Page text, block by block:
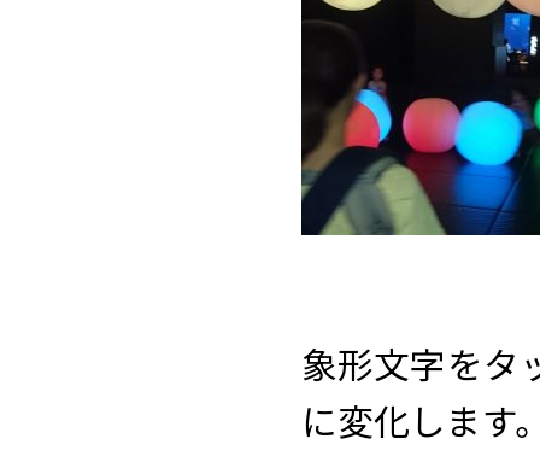
象形文字をタ
に変化します